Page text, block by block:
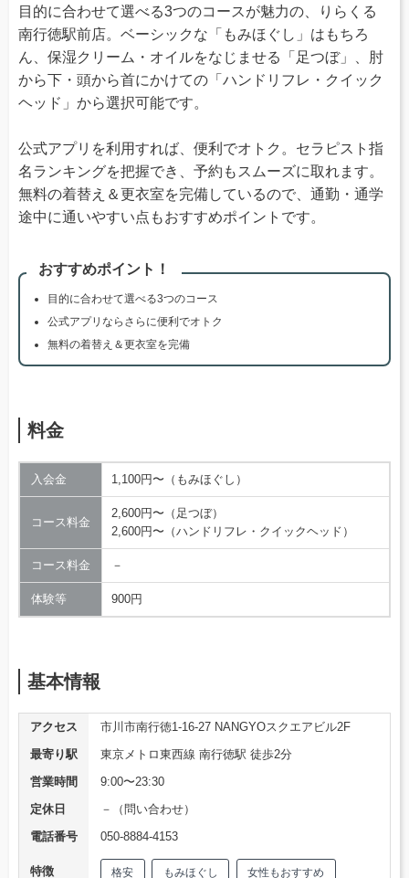
目的に合わせて選べる3つのコースが魅力の、りらくる
南行徳駅前店。ベーシックな「もみほぐし」はもちろ
ん、保湿クリーム・オイルをなじませる「足つぼ」、肘
から下・頭から首にかけての「ハンドリフレ・クイック
ヘッド」から選択可能です。
公式アプリを利用すれば、便利でオトク。セラピスト指
名ランキングを把握でき、予約もスムーズに取れます。
無料の着替え＆更衣室を完備しているので、通勤・通学
途中に通いやすい点もおすすめポイントです。
おすすめポイント！
目的に合わせて選べる3つのコース
公式アプリならさらに便利でオトク
無料の着替え＆更衣室を完備
料金
入会金 1,100円〜（もみほぐし）
コース料金
2,600円〜（足つぼ）
2,600円〜（ハンドリフレ・クイックヘッド）
コース料金 －
体験等 900円
基本情報
アクセス
市川市南行徳1-16-27 NANGYOスクエアビル2F
最寄り駅
東京メトロ東西線 南行徳駅 徒歩2分
営業時間
9:00〜23:30
定休日
－（問い合わせ）
電話番号
050-8884-4153
特徴 格安 もみほぐし 女性もおすすめ